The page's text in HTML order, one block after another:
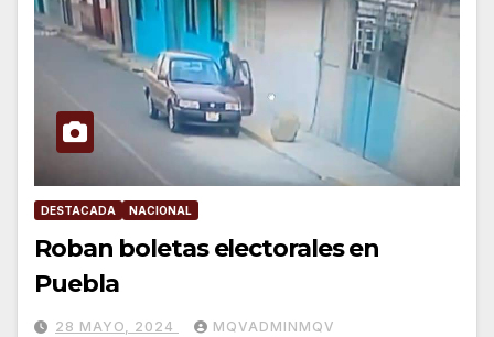
DESTACADA NACIONAL
Roban boletas electorales en
Puebla
28 MAYO, 2024 MQVADMINMQV